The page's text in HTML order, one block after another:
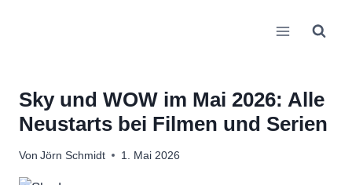
Sky und WOW im Mai 2026: Alle
Neustarts bei Filmen und Serien
Von Jörn Schmidt 1. Mai 2026